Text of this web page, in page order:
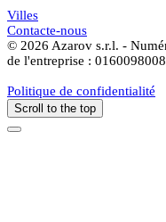
Villes
Contacte-nous
© 2026 Azarov s.r.l. -
de l'entreprise :
Politique de confidentialité
Scroll to the top